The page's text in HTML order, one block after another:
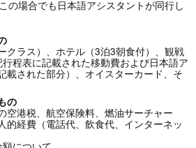
の場合でも日本語アシスタントが同行し
クラス）、ホテル（3泊3朝食付）、観戦
程表に記載された移動費および日本語ア
載された部分）、オイスターカード、そ
の
空港税、航空保険料、燃油サーチャー
的経費（電話代、飲食代、インターネッ